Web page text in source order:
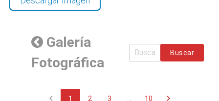
Galería
Fotográfica
Buscar
chevron_left 1 2 3 10 chevron_right